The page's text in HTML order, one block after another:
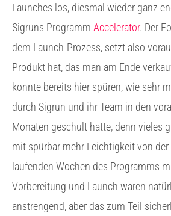
Launches los, diesmal wieder ganz
Sigruns Programm Accelerator. Der
dem Launch-Prozess, setzt also
Produkt hat, das man am Ende
konnte bereits hier spüren, wie sehr
durch Sigrun und ihr Team in den
Monaten geschult hatte, denn vieles
mit spürbar mehr Leichtigkeit von der
laufenden Wochen des Programms
Vorbereitung und Launch waren
anstrengend, aber das zum Teil